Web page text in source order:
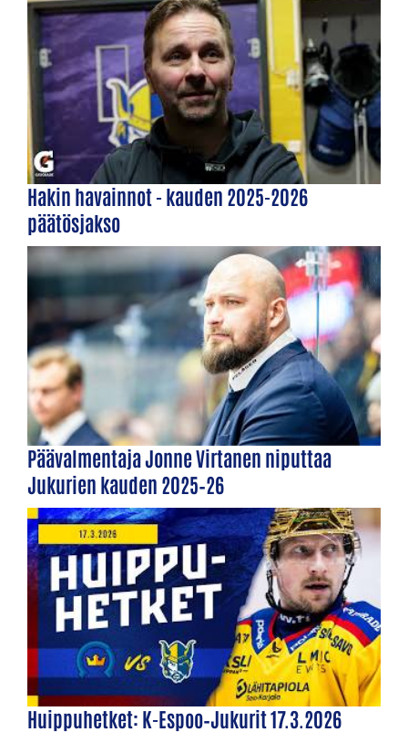
Hakin havainnot - kauden 2025-2026
päätösjakso
Päävalmentaja Jonne Virtanen niputtaa
Jukurien kauden 2025–26
Huippuhetket: K-Espoo–Jukurit 17.3.2026